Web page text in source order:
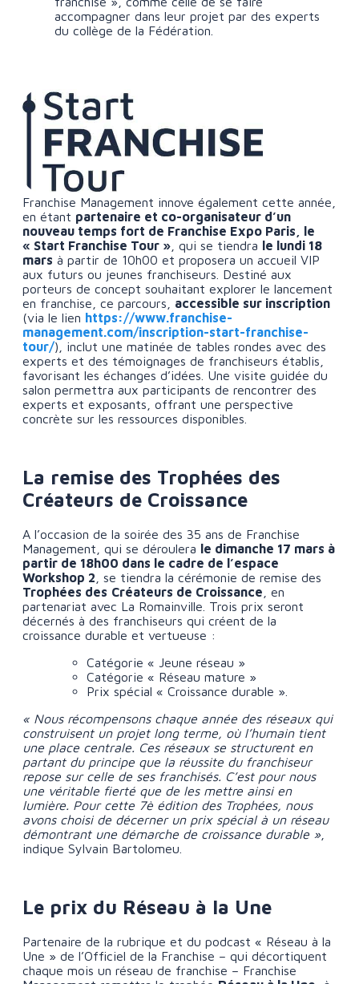
accompagner dans leur projet par des experts
du collège de la Fédération.
Franchise Management innove également cette année,
en étant partenaire et co-organisateur d’un
nouveau temps fort de Franchise Expo Paris, le
« Start Franchise Tour » , qui se tiendra le lundi 18
mars à partir de 10h00 et proposera un accueil VIP
aux futurs ou jeunes franchiseurs. Destiné aux
porteurs de concept souhaitant explorer le lancement
en franchise, ce parcours, accessible sur inscription
(via le lien https://www.franchise-
management.com/inscription-start-franchise-
tour/), inclut une matinée de tables rondes avec des
experts et des témoignages de franchiseurs établis,
favorisant les échanges d’idées. Une visite guidée du
salon permettra aux participants de rencontrer des
experts et exposants, offrant une perspective
concrète sur les ressources disponibles.
La remise des Trophées des
Créateurs de Croissance
A l’occasion de la soirée des 35 ans de Franchise
Management, qui se déroulera le dimanche 17 mars à
partir de 18h00 dans le cadre de l’espace
Workshop 2 , se tiendra la cérémonie de remise des
Trophées des Créateurs de Croissance , en
partenariat avec La Romainville. Trois prix seront
décernés à des franchiseurs qui créent de la
croissance durable et vertueuse :
Catégorie « Jeune réseau »
Catégorie « Réseau mature »
Prix spécial « Croissance durable ».
« Nous récompensons chaque année des réseaux qui
construisent un projet long terme, où l’humain tient
une place centrale. Ces réseaux se structurent en
partant du principe que la réussite du franchiseur
repose sur celle de ses franchisés. C’est pour nous
une véritable fierté que de les mettre ainsi en
lumière. Pour cette 7è édition des Trophées, nous
avons choisi de décerner un prix spécial à un réseau
démontrant une démarche de croissance durable »,
indique Sylvain Bartolomeu.
Le prix du Réseau à la Une
Partenaire de la rubrique et du podcast « Réseau à la
Une » de l’Officiel de la Franchise – qui décortiquent
chaque mois un réseau de franchise – Franchise